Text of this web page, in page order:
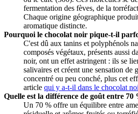
fermentation des fèves, de la
Chaque origine géographique
aromatique distincte.
Pourquoi le chocolat noir pique-t-il
C'est dû aux tanins et polyphénols
composés végétaux, présents aussi
noir, ont un effet astringent : ils se
salivaires et créent une sensation de
concentré ou peu conché, plus cet
article qui y a-t-il dans le chocolat
Quelle est la différence de goût entre 70
Un 70 % offre un équilibre entre